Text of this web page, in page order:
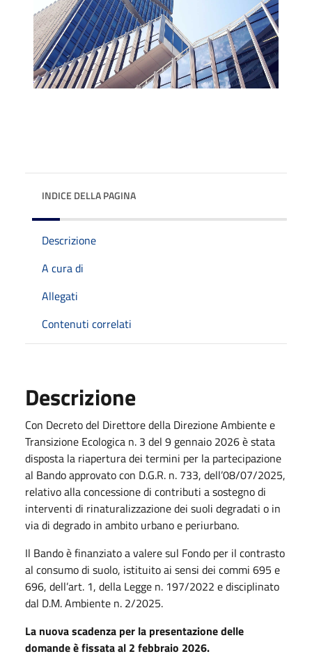
INDICE DELLA PAGINA
Descrizione
A cura di
Allegati
Contenuti correlati
Descrizione
Con Decreto del Direttore della Direzione Ambiente e
Transizione Ecologica n. 3 del 9 gennaio 2026 è stata
disposta la riapertura dei termini per la partecipazione
al Bando approvato con D.G.R. n. 733, dell’08/07/2025,
relativo alla concessione di contributi a sostegno di
interventi di rinaturalizzazione dei suoli degradati o in
via di degrado in ambito urbano e periurbano.
Il Bando è finanziato a valere sul Fondo per il contrasto
al consumo di suolo, istituito ai sensi dei commi 695 e
696, dell’art. 1, della Legge n. 197/2022 e disciplinato
dal D.M. Ambiente n. 2/2025.
La nuova scadenza per la presentazione delle
domande è fissata al 2 febbraio 2026.